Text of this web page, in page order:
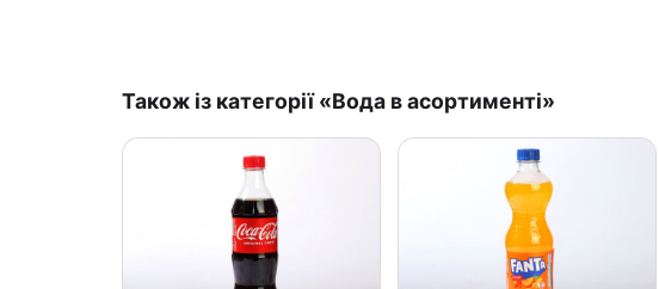
Також із категорії «Вода в асортименті»